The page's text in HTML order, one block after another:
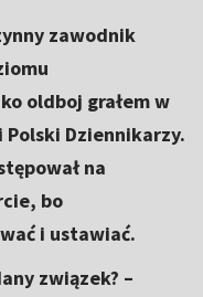
zawodnik
oldboj grałem w
Dziennikarzy.
na
bo
i ustawiać.
związek? –